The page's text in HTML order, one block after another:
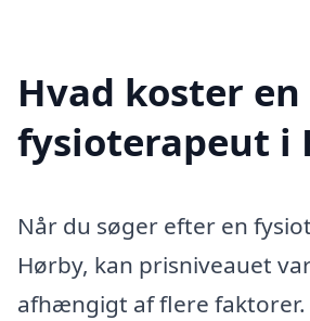
Hvad koster en
fysioterapeut i
Når du søger efter en
Hørby, kan prisniveauet
afhængigt af flere faktorer.